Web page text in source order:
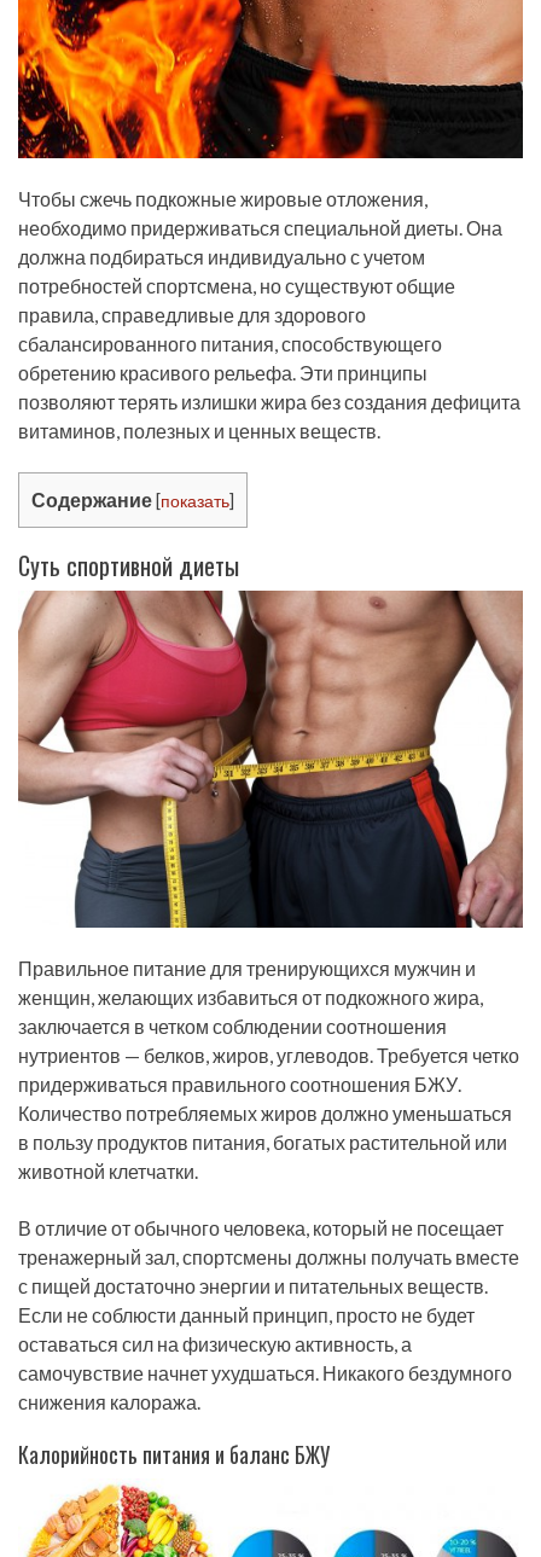
Чтобы сжечь подкожные жировые отложения,
необходимо придерживаться специальной диеты. Она
должна подбираться индивидуально с учетом
потребностей спортсмена, но существуют общие
правила, справедливые для здорового
сбалансированного питания, способствующего
обретению красивого рельефа. Эти принципы
позволяют терять излишки жира без создания дефицита
витаминов, полезных и ценных веществ.
Содержание [показать]
Суть спортивной диеты
Правильное питание для тренирующихся мужчин и
женщин, желающих избавиться от подкожного жира,
заключается в четком соблюдении соотношения
нутриентов — белков, жиров, углеводов. Требуется четко
придерживаться правильного соотношения БЖУ.
Количество потребляемых жиров должно уменьшаться
в пользу продуктов питания, богатых растительной или
животной клетчатки.
В отличие от обычного человека, который не посещает
тренажерный зал, спортсмены должны получать вместе
с пищей достаточно энергии и питательных веществ.
Если не соблюсти данный принцип, просто не будет
оставаться сил на физическую активность, а
самочувствие начнет ухудшаться. Никакого бездумного
снижения калоража.
Калорийность питания и баланс БЖУ